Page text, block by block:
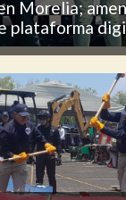
Morelia;
plataforma